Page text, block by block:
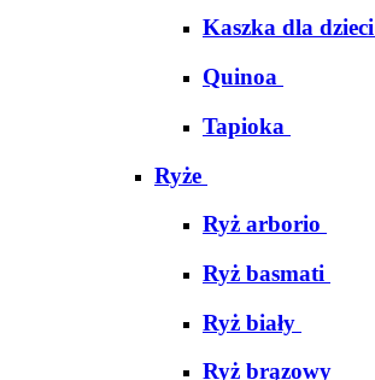
Kaszka dla dzieci
Quinoa
Tapioka
Ryże
Ryż arborio
Ryż basmati
Ryż biały
Ryż brązowy